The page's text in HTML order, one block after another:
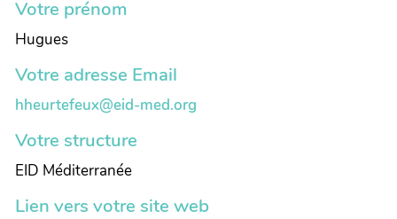
Votre prénom
Hugues
Votre adresse Email
hheurtefeux@eid-med.org
Votre structure
EID Méditerranée
Lien vers votre site web